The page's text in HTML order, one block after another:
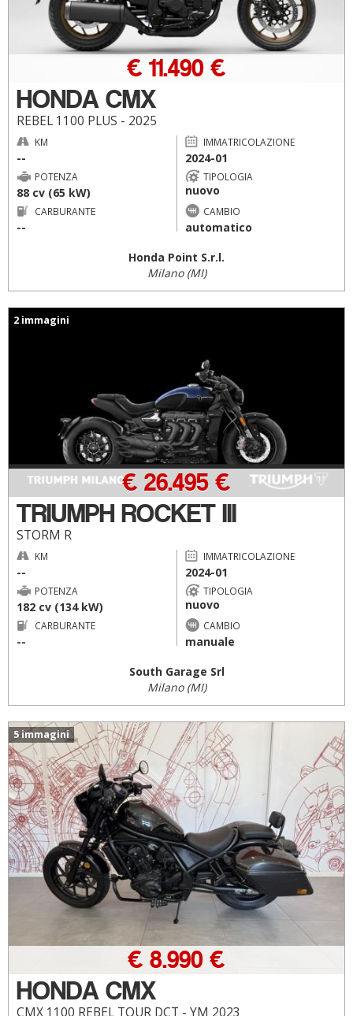
HONDA CMX
REBEL 1100 PLUS - 2025
€ 11.490 €
KM
--
IMMATRICOLAZIONE
2024-01
POTENZA
88 cv (65 kW)
TIPOLOGIA
nuovo
CARBURANTE
--
CAMBIO
automatico
Honda Point S.r.l.
Milano (MI)
2 immagini
TRIUMPH ROCKET III
STORM R
€ 26.495 €
KM
--
IMMATRICOLAZIONE
2024-01
POTENZA
182 cv (134 kW)
TIPOLOGIA
nuovo
CARBURANTE
--
CAMBIO
manuale
South Garage Srl
Milano (MI)
5 immagini
HONDA CMX
CMX 1100 REBEL TOUR DCT - YM 2023
€ 8.990 €